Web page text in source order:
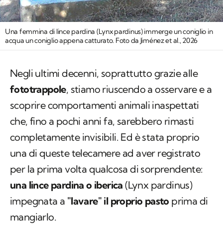
Una femmina di lince pardina (Lynx pardinus) immerge un coniglio in
acqua un coniglio appena catturato. Foto da Jiménez et al., 2026
Negli ultimi decenni, soprattutto grazie alle
fototrappole, stiamo riuscendo a osservare e a
scoprire comportamenti animali inaspettati
che, fino a pochi anni fa, sarebbero rimasti
completamente invisibili. Ed è stata proprio
una di queste telecamere ad aver registrato
per la prima volta qualcosa di sorprendente:
una lince pardina o iberica (Lynx pardinus)
impegnata a "lavare" il proprio pasto prima di
mangiarlo.